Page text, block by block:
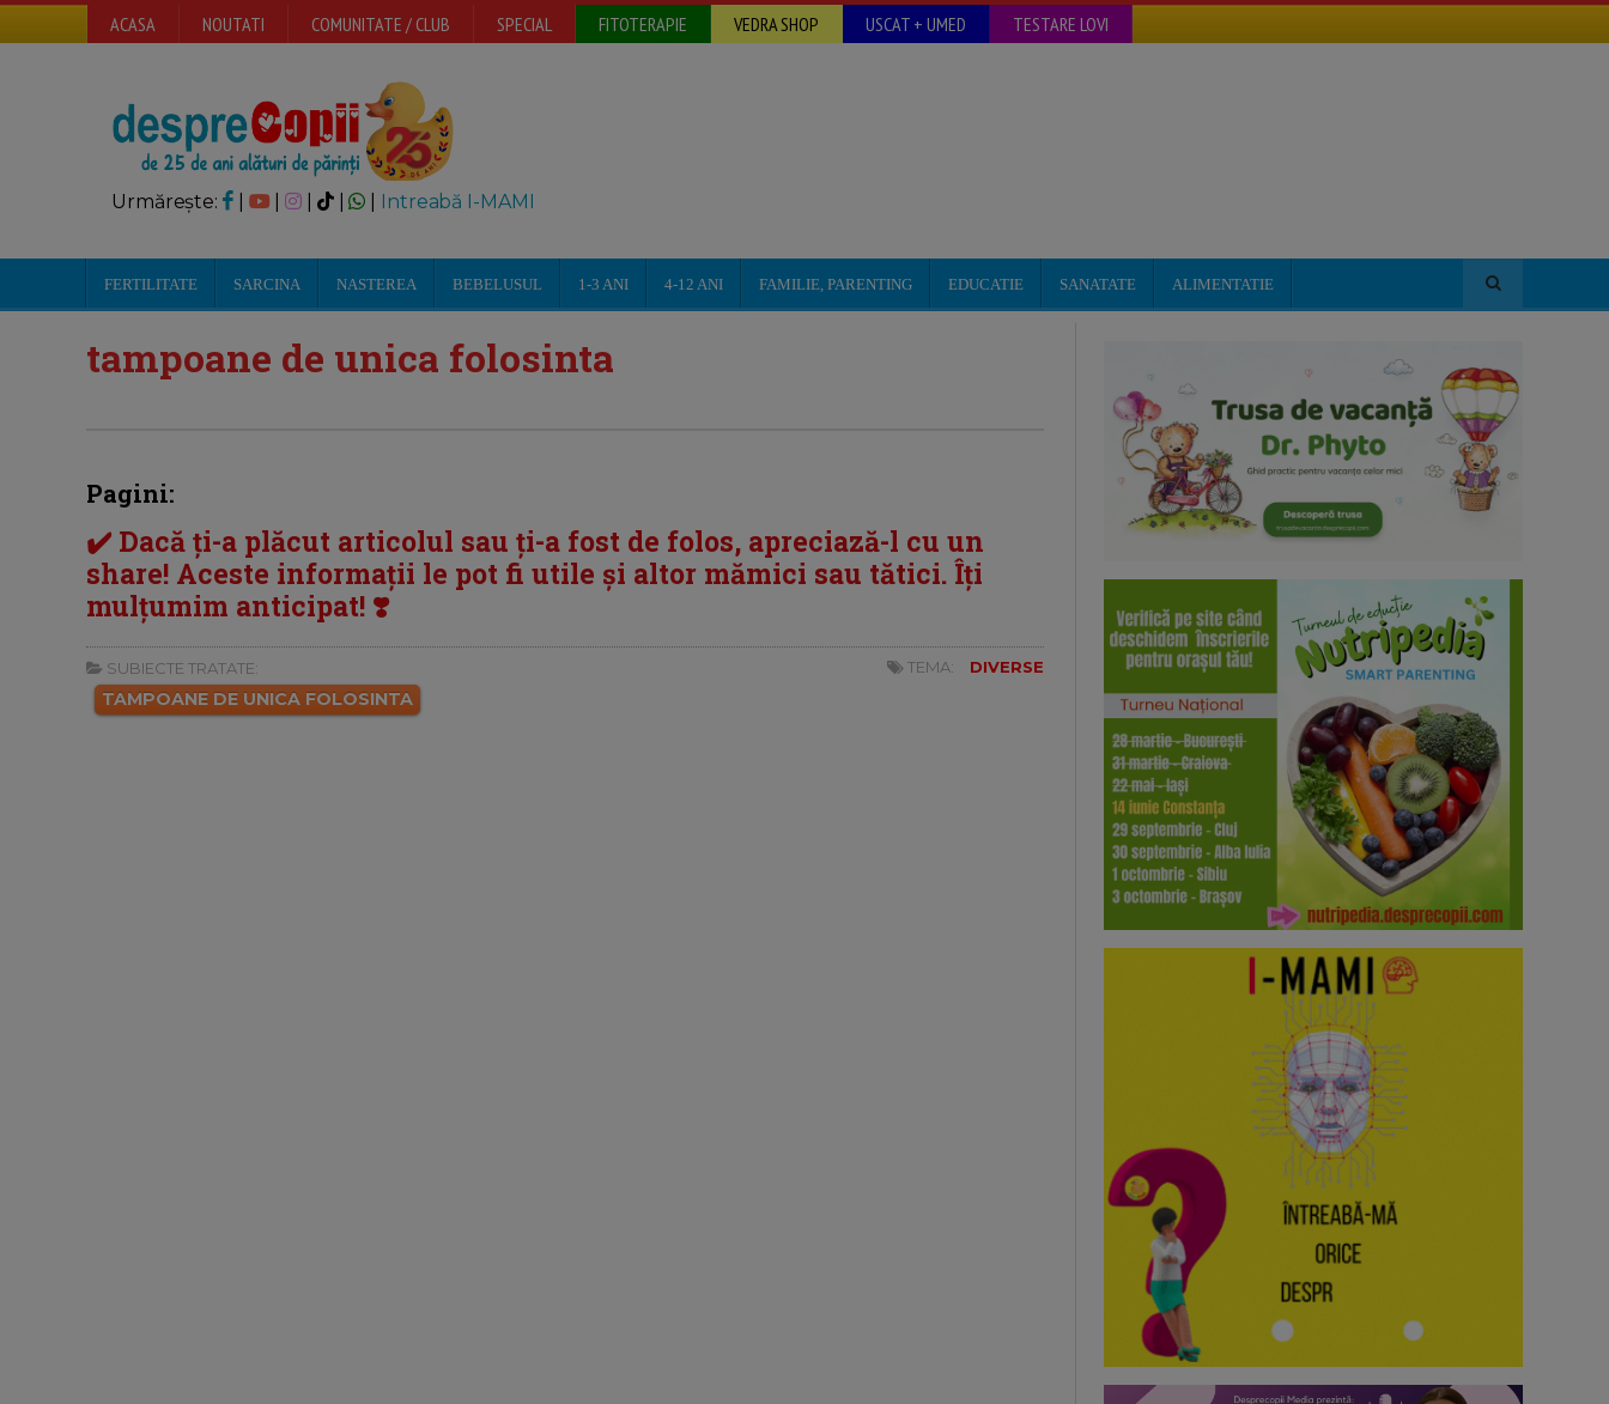
ACASA NOUTATI COMUNITATE / CLUB SPECIAL FITOTERAPIE VEDRA SHOP USCAT + UMED TESTARE LOVI
Urmărește: | | Intreabă I-MAMI
FERTILITATE SARCINA NASTEREA BEBELUSUL 1-3 ANI 4-12 ANI FAMILIE, PARENTING EDUCATIE SANATATE ALIMENTATIE
tampoane de unica folosinta
Pagini:
✔️ Dacă ți-a plăcut articolul sau ți-a fost de folos, apreciază-l cu un
share! Aceste informații le pot fi utile și altor mămici sau tătici. Îți
mulțumim anticipat! ❣️
SUBIECTE TRATATE:
TAMPOANE DE UNICA FOLOSINTA
TEMA: DIVERSE